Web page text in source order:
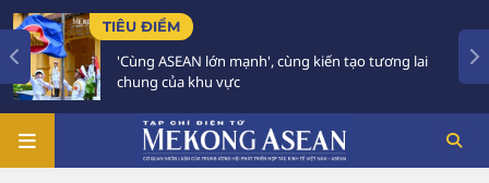
TIÊU ĐIỂM
'Cùng ASEAN lớn mạnh', cùng kiến tạo tương lai
chung của khu vực